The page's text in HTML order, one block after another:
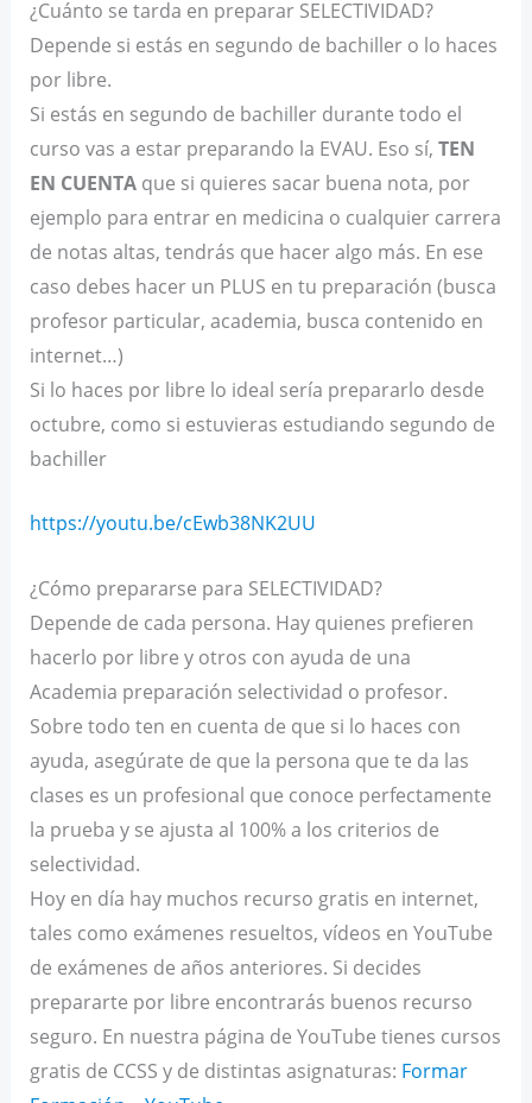
¿Cuánto se tarda en preparar SELECTIVIDAD?
Depende si estás en segundo de bachiller o lo haces
por libre.
Si estás en segundo de bachiller durante todo el
curso vas a estar preparando la EVAU. Eso sí, TEN
EN CUENTAque si quieres sacar buena nota, por
ejemplo para entrar en medicina o cualquier carrera
de notas altas, tendrás que hacer algo más. En ese
caso debes hacer un PLUS en tu preparación (busca
profesor particular, academia, busca contenido en
internet…)
Si lo haces por libre lo ideal sería prepararlo desde
octubre, como si estuvieras estudiando segundo de
bachiller
https://youtu.be/cEwb38NK2UU
¿Cómo prepararse para SELECTIVIDAD?
Depende de cada persona. Hay quienes prefieren
hacerlo por libre y otros con ayuda de una
Academia preparación selectividad o profesor.
Sobre todo ten en cuenta de que si lo haces con
ayuda, asegúrate de que la persona que te da las
clases es un profesional que conoce perfectamente
la prueba y se ajusta al 100% a los criterios de
selectividad.
Hoy en día hay muchos recurso gratis en internet,
tales como exámenes resueltos, vídeos en YouTube
de exámenes de años anteriores. Si decides
prepararte por libre encontrarás buenos recurso
seguro. En nuestra página de YouTube tienes cursos
gratis de CCSS y de distintas asignaturas: Formar